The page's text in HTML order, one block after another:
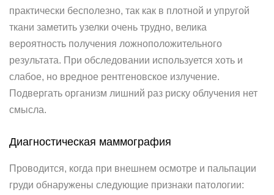
практически бесполезно, так как в плотной и упругой
ткани заметить узелки очень трудно, велика
вероятность получения ложноположительного
результата. При обследовании используется хоть и
слабое, но вредное рентгеновское излучение.
Подвергать организм лишний раз риску облучения нет
смысла.
Диагностическая маммография
Проводится, когда при внешнем осмотре и пальпации
груди обнаружены следующие признаки патологии: